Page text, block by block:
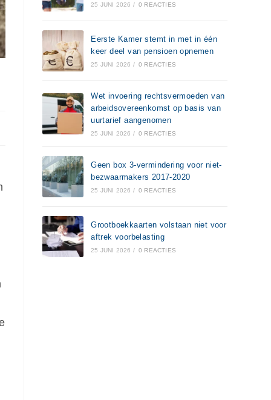
25 JUNI 2026 / 0 REACTIES
Eerste Kamer stemt in met in één
keer deel van pensioen opnemen
25 JUNI 2026 / 0 REACTIES
Wet invoering rechtsvermoeden van
arbeidsovereenkomst op basis van
uurtarief aangenomen
25 JUNI 2026 / 0 REACTIES
Geen box 3-vermindering voor niet-
bezwaarmakers 2017-2020
25 JUNI 2026 / 0 REACTIES
Grootboekkaarten volstaan niet voor
aftrek voorbelasting
25 JUNI 2026 / 0 REACTIES